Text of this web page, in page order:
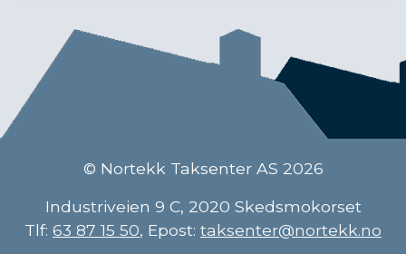
© Nortekk Taksenter AS 2026
Industriveien 9 C, 2020 Skedsmokorset
Tlf: 63 87 15 50, Epost: taksenter@nortekk.no